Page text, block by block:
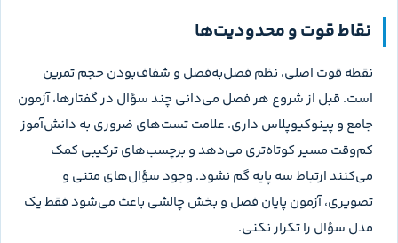
قیدهای فراموش‌شده، شکل‌های دردسرساز و ترکیب‌هایی باشد
جایگاه کتاب در برنامه کنکور (دور اول یا دوم
مطالعه)
جای طبیعی این کتاب بیشتر دور دوم مطالعه است. دور اول زمانی
است که هنوز مفهوم‌ها را می‌سازی: کتاب درسی را می‌خوانی،
آموزش دبیر یا درسنامه را دنبال می‌کنی و چند تست آموزشی